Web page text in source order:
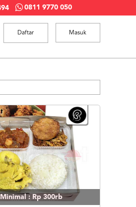
0811 9770 050
Masuk
Daftar
Minimal : Rp 300rb